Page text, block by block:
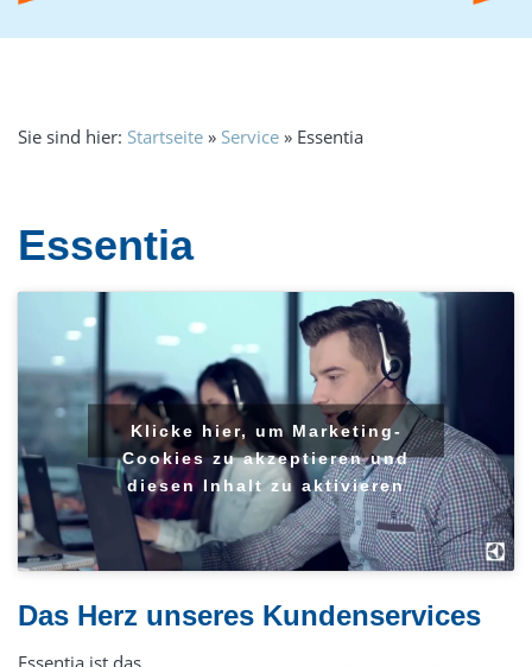
Beauty, Fitness & Wellness
Frontlade-Waschmaschinen
Trennwand-Waschmaschinen
Trockner
Trockenschränke
Wäschemangeln
Finishgeräte
Zubehör & Wäschereieinrichtung
Dosiertechnik
Wäschekennzeichnung
Luftdesinfektion durch UV-Strahlung
Gebrauchte Wäschereitechnik
Sie sind hier: Startseite » Service » Essentia
Essentia
Klicke hier, um Marketing-
Cookies zu akzeptieren und
diesen Inhalt zu aktivieren
Das Herz unseres Kundenservices
Essentia ist das